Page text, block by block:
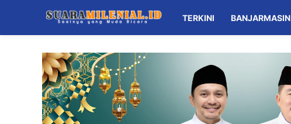
TERKINI BANJARMASIN